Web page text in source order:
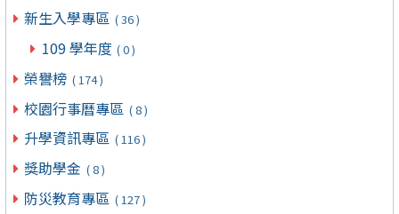
新生入學專區 ( 36 )
109 學年度 ( 0 )
榮譽榜 ( 174 )
校園行事曆專區 ( 8 )
升學資訊專區 ( 116 )
獎助學金 ( 8 )
防災教育專區 ( 127 )